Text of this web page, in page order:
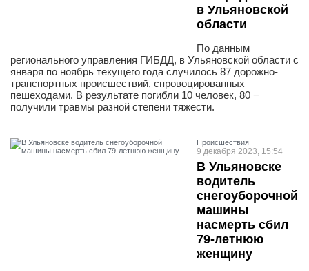
в Ульяновской
области
По данным
регионального управления ГИБДД, в Ульяновской области с
января по ноябрь текущего года случилось 87 дорожно-
транспортных происшествий, спровоцированных
пешеходами. В результате погибли 10 человек, 80 −
получили травмы разной степени тяжести.
Проиcшествия
9 декабря 2023, 15:54
В Ульяновске
водитель
снегоуборочной
машины
насмерть сбил
79-летнюю
женщину